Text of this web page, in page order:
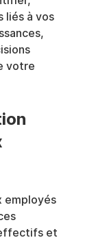
liés à vos
votre
employés
et